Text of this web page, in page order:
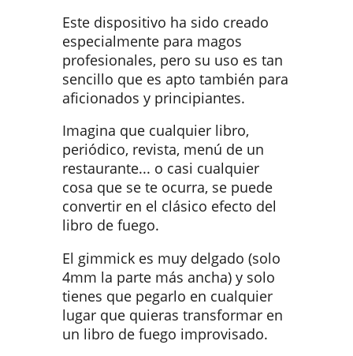
Este dispositivo ha sido creado
especialmente para magos
profesionales, pero su uso es tan
sencillo que es apto también para
aficionados y principiantes.
Imagina que cualquier libro,
periódico, revista, menú de un
restaurante... o casi cualquier
cosa que se te ocurra, se puede
convertir en el clásico efecto del
libro de fuego.
El gimmick es muy delgado (solo
4mm la parte más ancha) y solo
tienes que pegarlo en cualquier
lugar que quieras transformar en
un libro de fuego improvisado.